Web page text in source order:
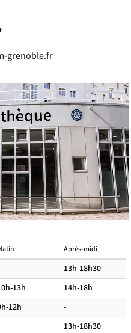
grenoble.fr
Après-midi
13h-18h30
13h
14h-18h
12h
-
13h-18h30